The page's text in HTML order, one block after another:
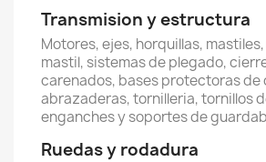
Transmision y estructura
Motores, ejes, horquillas,
mastil, sistemas de plegado,
carenados, bases protectoras de
abrazaderas, tornilleria, tornillos
enganches y soportes de
Ruedas y rodadura